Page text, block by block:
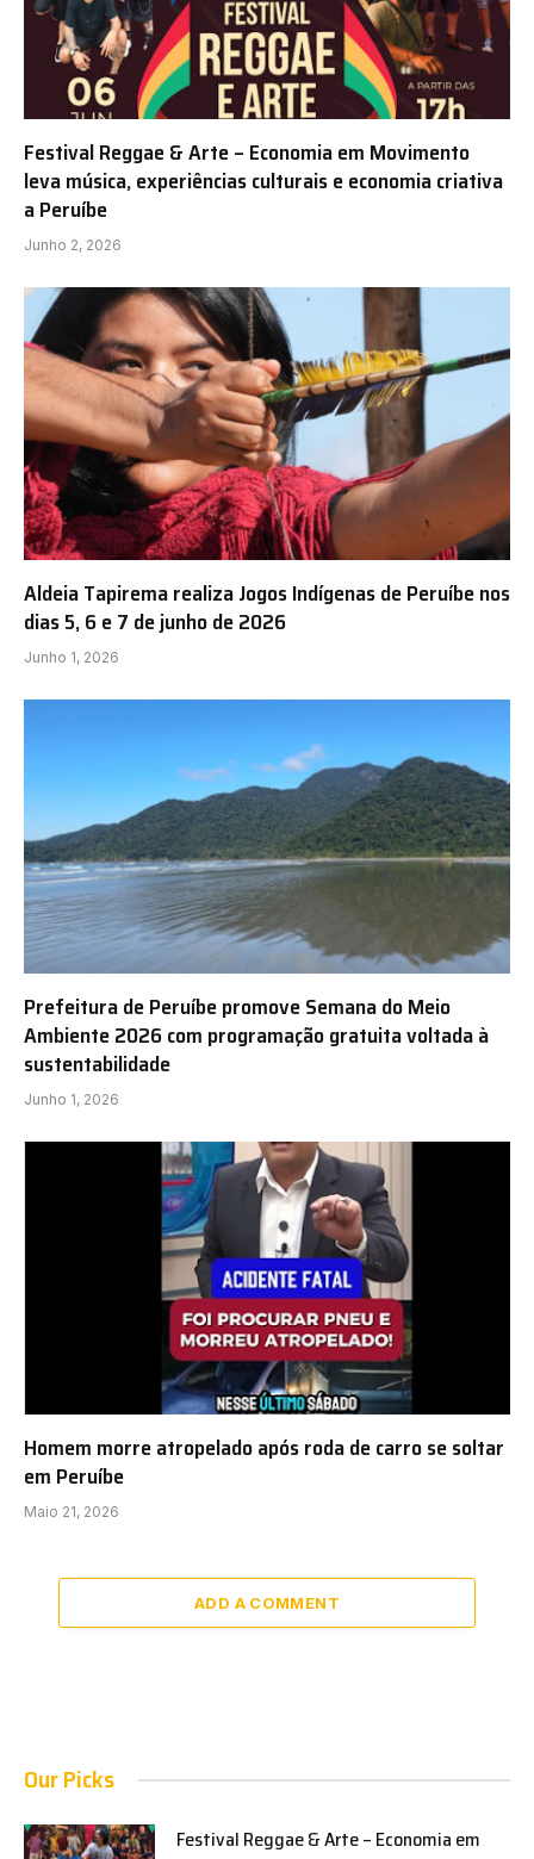
Festival Reggae & Arte – Economia em Movimento
leva música, experiências culturais e economia criativa
a Peruíbe
Junho 2, 2026
Aldeia Tapirema realiza Jogos Indígenas de Peruíbe nos
dias 5, 6 e 7 de junho de 2026
Junho 1, 2026
Prefeitura de Peruíbe promove Semana do Meio
Ambiente 2026 com programação gratuita voltada à
sustentabilidade
Junho 1, 2026
Homem morre atropelado após roda de carro se soltar
em Peruíbe
Maio 21, 2026
ADD A COMMENT
Our Picks
Festival Reggae & Arte – Economia em